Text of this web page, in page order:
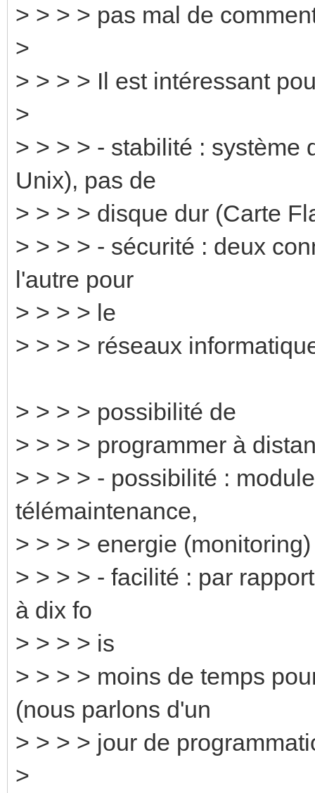
> > > > pas mal de
>
> > > > Il est intéressant
>
> > > > - stabilité : système
Unix), pas de
> > > > disque dur (Carte
> > > > - sécurité : deux
l'autre pour
> > > > le
> > > > réseaux
> > > > possibilité de
> > > > programmer à
> > > > - possibilité :
télémaintenance,
> > > > energie (monitoring)
> > > > - facilité : par
à dix fo
> > > > is
> > > > moins de temps
(nous parlons d'un
> > > > jour de
>